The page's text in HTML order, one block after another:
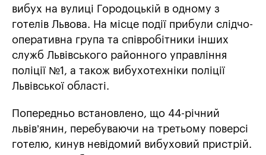
вибух на вулиці Городоцькій в одному з
готелів Львова. На місце події прибули слідчо-
оперативна група та співробітники інших
служб Львівського районного управління
поліції №1, а також вибухотехніки поліції
Львівської області.
Попередньо встановлено, що 44-річний
львів’янин, перебуваючи на третьому поверсі
готелю, кинув невідомий вибуховий пристрій.